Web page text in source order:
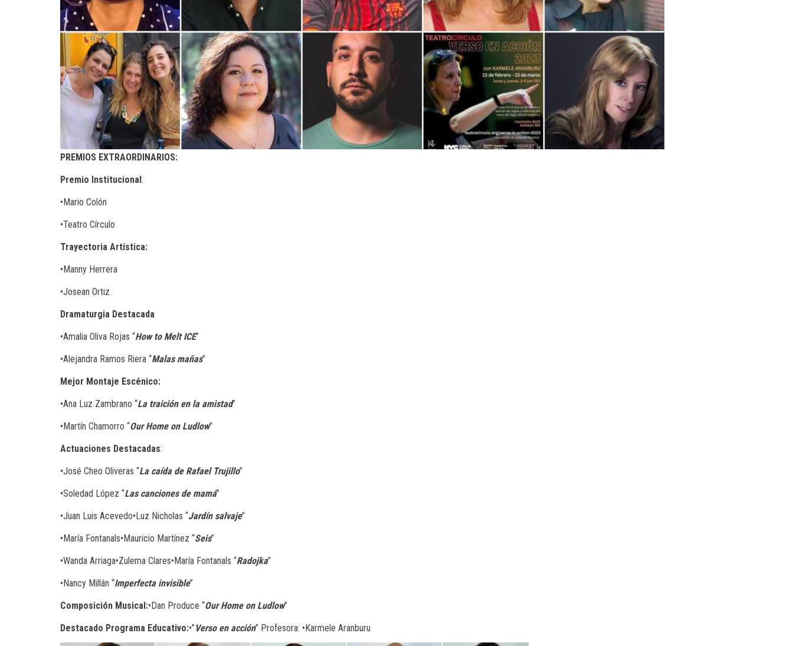
PREMIOS EXTRAORDINARIOS:
Premio Institucional:
•Mario Colón
•Teatro Círculo
Trayectoria Artística:
•Manny Herrera
•Josean Ortiz
Dramaturgia Destacada
•Amalia Oliva Rojas “How to Melt ICE”
•Alejandra Ramos Riera “Malas mañas”
Mejor Montaje Escénico:
•Ana Luz Zambrano “La traición en la amistad”
•Martín Chamorro “Our Home on Ludlow”
Actuaciones Destacadas:
•José Cheo Oliveras “La caída de Rafael Trujillo”
•Soledad López “Las canciones de mamá”
•Juan Luis Acevedo•Luz Nicholas “Jardín salvaje”
•María Fontanals•Mauricio Martínez “Seis”
•Wanda Arriaga•Zulema Clares•María Fontanals “Radojka”
•Nancy Millán “Imperfecta invisible”
Composición Musical:•Dan Produce “Our Home on Ludlow”
Destacado Programa Educativo:•” Verso en acción” Profesora: •Karmele Aranburu